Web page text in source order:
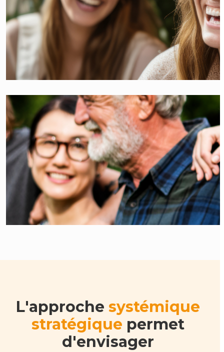
L'approche systémique
stratégique permet
d'envisager